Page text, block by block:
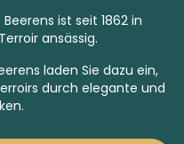
ist seit 1862 in
ansässig.
laden Sie dazu ein,
durch elegante und